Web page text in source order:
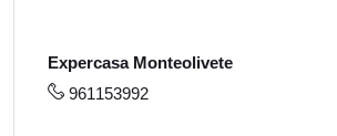
Expercasa Monteolivete
961153992